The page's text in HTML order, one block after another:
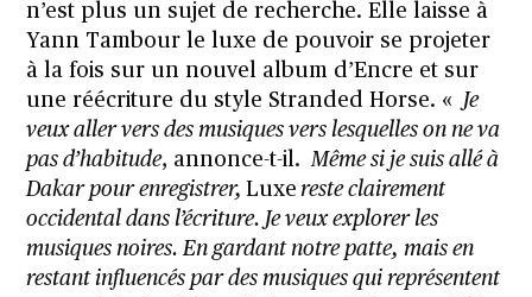
n’est plus un sujet de recherche. Elle laisse à
Yann Tambour le luxe de pouvoir se projeter
à la fois sur un nouvel album d’Encre et sur
une réécriture du style Stranded Horse. « Je
veux aller vers des musiques vers lesquelles on ne va
pas d’habitude, annonce-t-il.Même si je suis allé à
Dakar pour enregistrer,Luxe reste clairement
occidental dans l’écriture. Je veux explorer les
musiques noires. En gardant notre patte, mais en
restant influencés par des musiques qui représentent